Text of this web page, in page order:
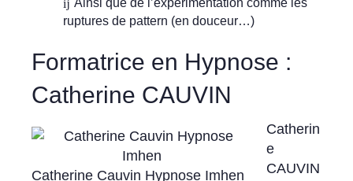
Ainsi que de l’expérimentation comme les
ruptures de pattern (en douceur…)
Formatrice en Hypnose :
Catherine CAUVIN
Catherine Cauvin Hypnose Imhen
Catherin
e
CAUVIN